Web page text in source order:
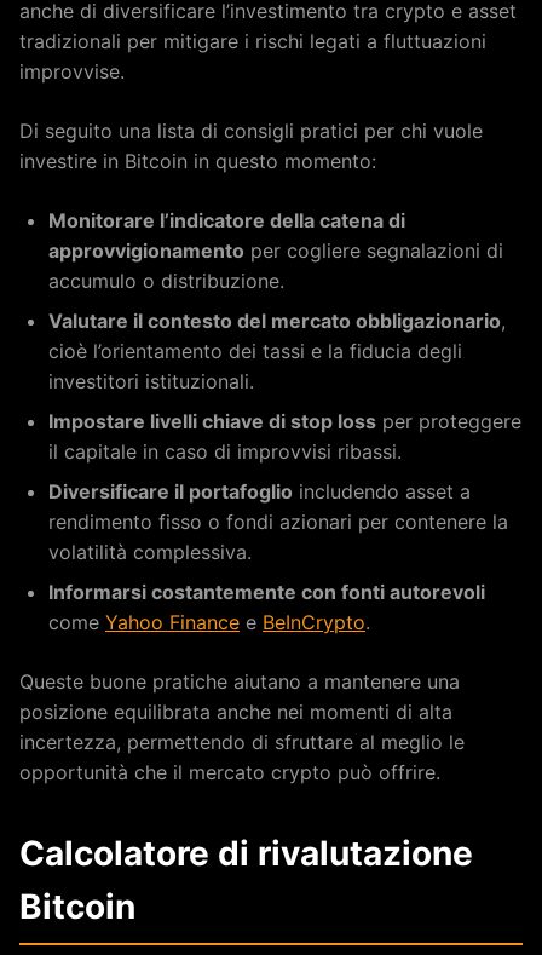
anche di diversificare l’investimento tra crypto e asset
tradizionali per mitigare i rischi legati a fluttuazioni
improvvise.
Di seguito una lista di consigli pratici per chi vuole
investire in Bitcoin in questo momento:
Monitorare l’indicatore della catena di
approvvigionamento per cogliere segnalazioni di
accumulo o distribuzione.
Valutare il contesto del mercato obbligazionario,
cioè l’orientamento dei tassi e la fiducia degli
investitori istituzionali.
Impostare livelli chiave di stop loss per proteggere
il capitale in caso di improvvisi ribassi.
Diversificare il portafoglio includendo asset a
rendimento fisso o fondi azionari per contenere la
volatilità complessiva.
Informarsi costantemente con fonti autorevoli
come Yahoo Finance e BeInCrypto.
Queste buone pratiche aiutano a mantenere una
posizione equilibrata anche nei momenti di alta
incertezza, permettendo di sfruttare al meglio le
opportunità che il mercato crypto può offrire.
Calcolatore di rivalutazione
Bitcoin